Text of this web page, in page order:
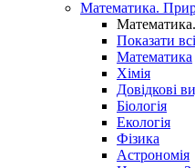
Математика.
Показати всі
Математика
Хімія
Довідкові
Біологія
Екологія
Фізика
Астрономія